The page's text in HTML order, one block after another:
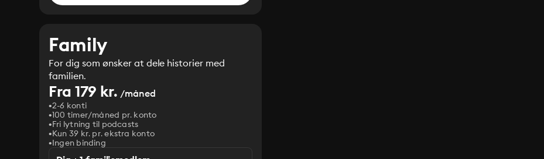
Family
For dig som ønsker at dele historier med
familien.
Fra 179 kr. /måned
2-6 konti
100 timer/måned pr. konto
Fri lytning til podcasts
Kun 39 kr. pr. ekstra konto
Ingen binding